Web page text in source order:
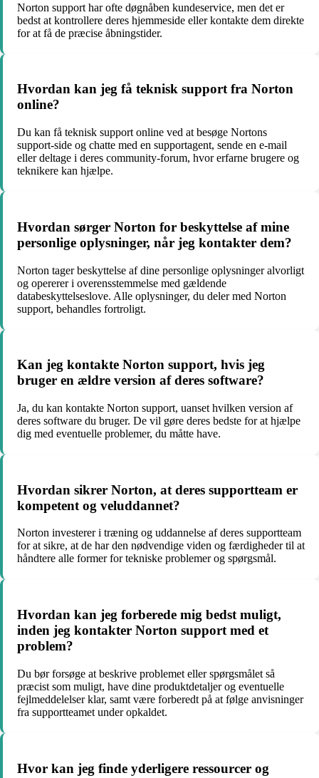
Norton support har ofte døgnåben kundeservice, men det er
bedst at kontrollere deres hjemmeside eller kontakte dem direkte
for at få de præcise åbningstider.
Hvordan kan jeg få teknisk support fra Norton
online?
Du kan få teknisk support online ved at besøge Nortons
support-side og chatte med en supportagent, sende en e-mail
eller deltage i deres community-forum, hvor erfarne brugere og
teknikere kan hjælpe.
Hvordan sørger Norton for beskyttelse af mine
personlige oplysninger, når jeg kontakter dem?
Norton tager beskyttelse af dine personlige oplysninger alvorligt
og opererer i overensstemmelse med gældende
databeskyttelseslove. Alle oplysninger, du deler med Norton
support, behandles fortroligt.
Kan jeg kontakte Norton support, hvis jeg
bruger en ældre version af deres software?
Ja, du kan kontakte Norton support, uanset hvilken version af
deres software du bruger. De vil gøre deres bedste for at hjælpe
dig med eventuelle problemer, du måtte have.
Hvordan sikrer Norton, at deres supportteam er
kompetent og veluddannet?
Norton investerer i træning og uddannelse af deres supportteam
for at sikre, at de har den nødvendige viden og færdigheder til at
håndtere alle former for tekniske problemer og spørgsmål.
Hvordan kan jeg forberede mig bedst muligt,
inden jeg kontakter Norton support med et
problem?
Du bør forsøge at beskrive problemet eller spørgsmålet så
præcist som muligt, have dine produktdetaljer og eventuelle
fejlmeddelelser klar, samt være forberedt på at følge anvisninger
fra supportteamet under opkaldet.
Hvor kan jeg finde yderligere ressourcer og